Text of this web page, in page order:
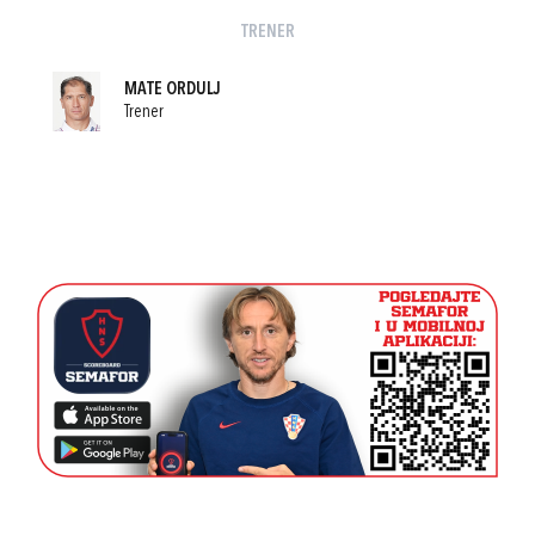
TRENER
MATE ORDULJ
Trener